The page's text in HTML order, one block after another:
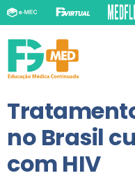
no Brasil
com HIV